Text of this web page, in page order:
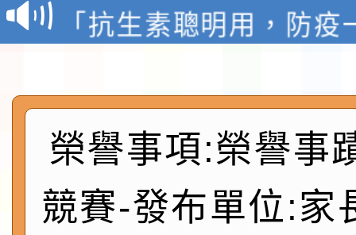
月29日中正盃決賽暨
「抗生素聰明用，防疫
會
地景藝術節教師研習
115年8月22日(星期六
桃園市孔廟祈福系列
「2026桃園藝術巡演
榮譽事項:榮譽事
競賽-發布單位:家